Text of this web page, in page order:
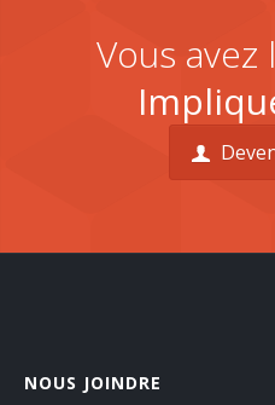
Vous avez
NOUS JOINDRE